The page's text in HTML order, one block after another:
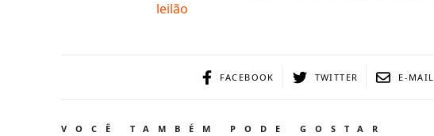
leilão
FACEBOOK TWITTER E-MAIL
VOCÊ TAMBÉM PODE GOSTAR